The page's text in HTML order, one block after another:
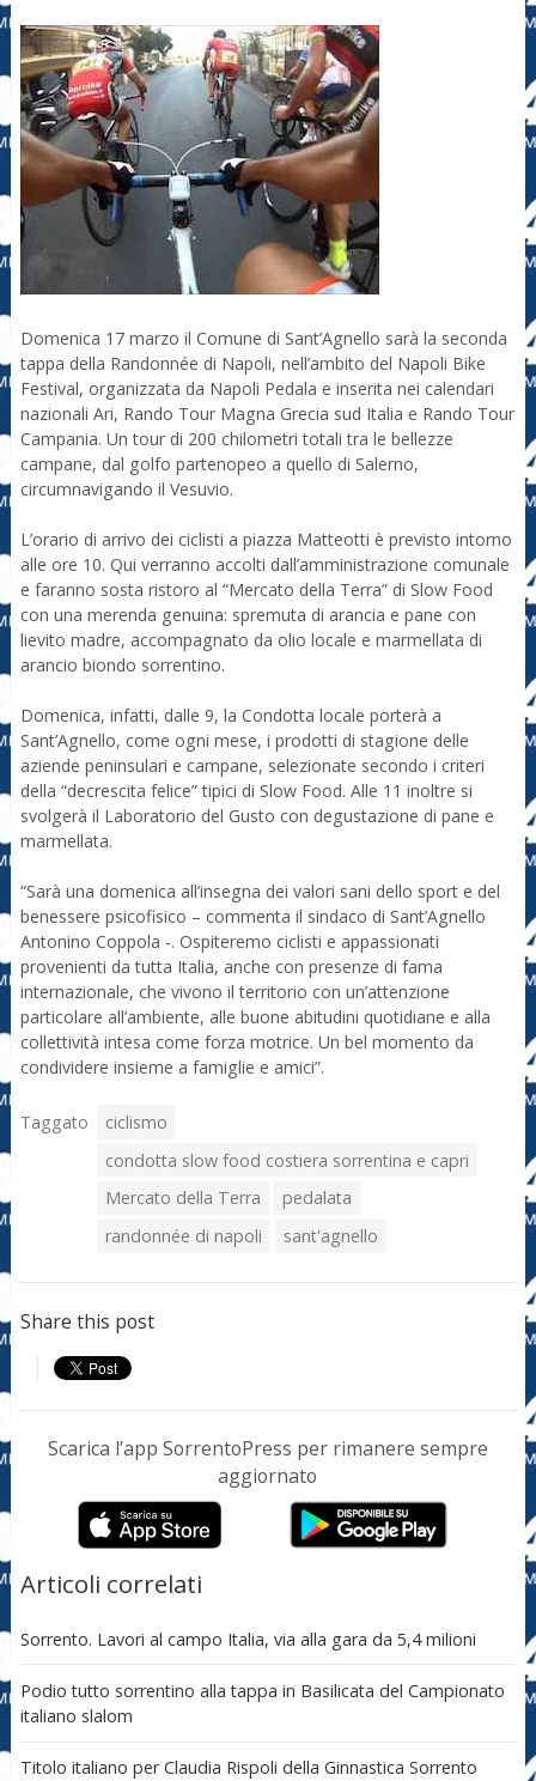
Domenica 17 marzo il Comune di Sant’Agnello sarà la seconda
tappa della Randonnée di Napoli, nell’ambito del Napoli Bike
Festival, organizzata da Napoli Pedala e inserita nei calendari
nazionali Ari, Rando Tour Magna Grecia sud Italia e Rando Tour
Campania. Un tour di 200 chilometri totali tra le bellezze
campane, dal golfo partenopeo a quello di Salerno,
circumnavigando il Vesuvio.
L’orario di arrivo dei ciclisti a piazza Matteotti è previsto intorno
alle ore 10. Qui verranno accolti dall’amministrazione comunale
e faranno sosta ristoro al “Mercato della Terra” di Slow Food
con una merenda genuina: spremuta di arancia e pane con
lievito madre, accompagnato da olio locale e marmellata di
arancio biondo sorrentino.
Domenica, infatti, dalle 9, la Condotta locale porterà a
Sant’Agnello, come ogni mese, i prodotti di stagione delle
aziende peninsulari e campane, selezionate secondo i criteri
della “decrescita felice” tipici di Slow Food. Alle 11 inoltre si
svolgerà il Laboratorio del Gusto con degustazione di pane e
marmellata.
“Sarà una domenica all’insegna dei valori sani dello sport e del
benessere psicofisico – commenta il sindaco di Sant’Agnello
Antonino Coppola -. Ospiteremo ciclisti e appassionati
provenienti da tutta Italia, anche con presenze di fama
internazionale, che vivono il territorio con un’attenzione
particolare all’ambiente, alle buone abitudini quotidiane e alla
collettività intesa come forza motrice. Un bel momento da
condividere insieme a famiglie e amici”.
Taggato
ciclismo
condotta slow food costiera sorrentina e capri
Mercato della Terra
pedalata
randonnée di napoli
sant'agnello
Share this post
Scarica l’app SorrentoPress per rimanere sempre
aggiornato
Articoli correlati
Sorrento. Lavori al campo Italia, via alla gara da 5,4 milioni
Podio tutto sorrentino alla tappa in Basilicata del Campionato
italiano slalom
Titolo italiano per Claudia Rispoli della Ginnastica Sorrento